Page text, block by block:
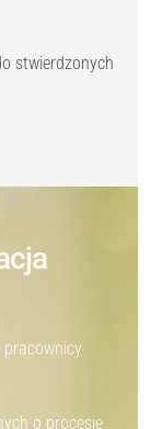
stwierdzonych
pracownicy
o procesie